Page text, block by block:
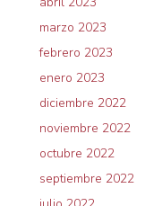
marzo 2023
febrero 2023
enero 2023
diciembre 2022
noviembre 2022
octubre 2022
septiembre 2022